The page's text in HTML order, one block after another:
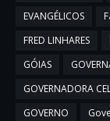
EVANGÉLICOS
FRED LINHARES
GÓIAS
GOVERNADORA
GOVERNO